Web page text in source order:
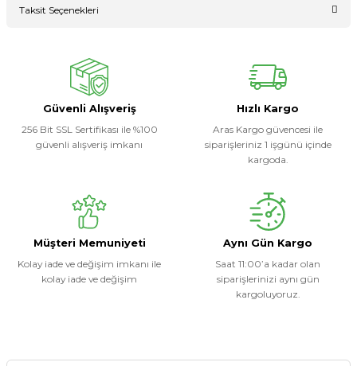
Taksit Seçenekleri
Güvenli Alışveriş
256 Bit SSL Sertifikası ile %100
güvenli alışveriş imkanı
Hızlı Kargo
Aras Kargo güvencesi ile
siparişleriniz 1 işgünü içinde
kargoda.
Müşteri Memuniyeti
Kolay iade ve değişim imkanı ile
kolay iade ve değişim
Aynı Gün Kargo
Saat 11:00’a kadar olan
siparişlerinizi aynı gün
kargoluyoruz.